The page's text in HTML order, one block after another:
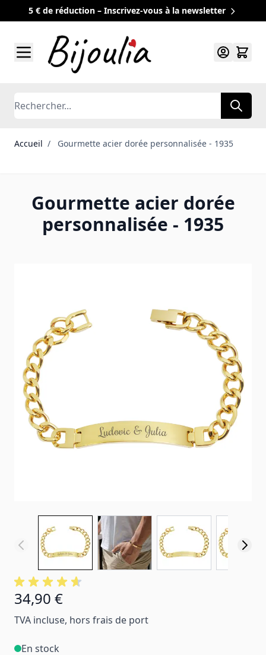
5 € de réduction – Inscrivez-vous à la newsletter
Rechercher
Accueil / Gourmette acier dorée personnalisée - 1935
Gourmette acier dorée
personnalisée - 1935
À partir de:
34,90 €
TVA incluse, hors frais de port
En stock